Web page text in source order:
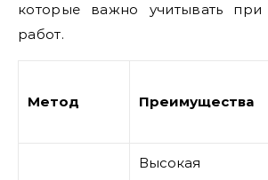
которые важно учитывать при
работ.
Метод Преимущества
Высокая